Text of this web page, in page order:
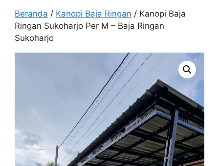
Beranda / Kanopi Baja Ringan / Kanopi Baja
Ringan Sukoharjo Per M – Baja Ringan
Sukoharjo